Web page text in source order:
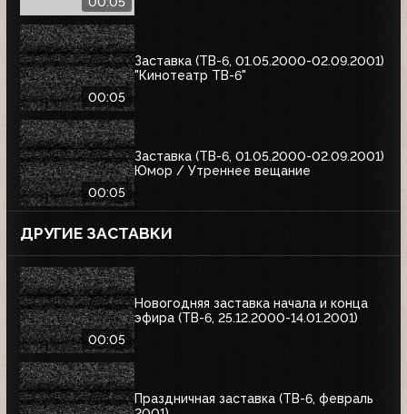
00:05
Заставка (ТВ-6, 01.05.2000-02.09.2001)
"Кинотеатр ТВ-6"
00:05
Заставка (ТВ-6, 01.05.2000-02.09.2001)
Юмор / Утреннее вещание
ДРУГИЕ ЗАСТАВКИ
00:05
Новогодняя заставка начала и конца
эфира (ТВ-6, 25.12.2000-14.01.2001)
Праздничная заставка (ТВ-6, февраль